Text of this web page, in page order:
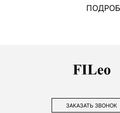
ЗАКАЗАТЬ ЗВОНОК